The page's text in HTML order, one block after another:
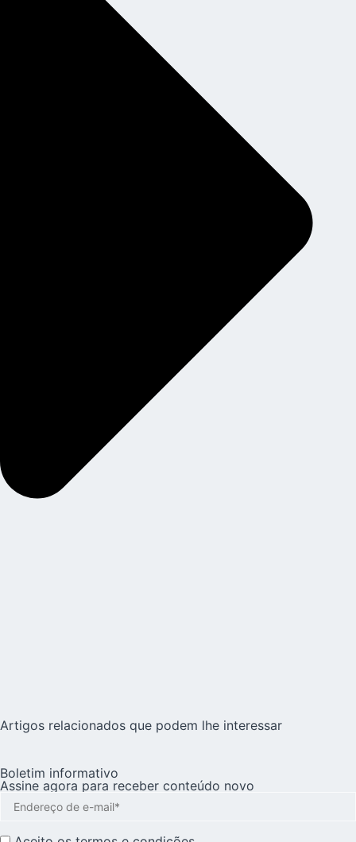
Artigos relacionados que podem lhe interessar
Boletim informativo
Assine agora para receber conteúdo novo